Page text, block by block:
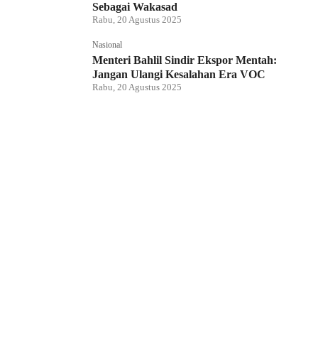
Sebagai Wakasad
Rabu, 20 Agustus 2025
Nasional
Menteri Bahlil Sindir Ekspor Mentah:
Jangan Ulangi Kesalahan Era VOC
Rabu, 20 Agustus 2025